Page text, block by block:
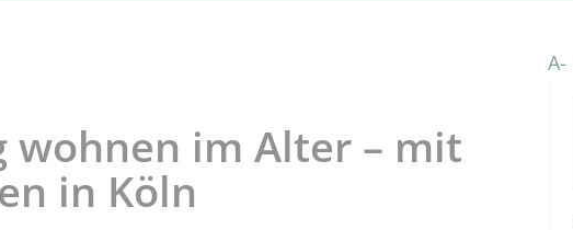
A-
wohnen im Alter – mit
in Köln